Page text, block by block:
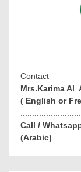
Contact
Mrs.Karima Al
( English or
Call /
(Arabic)